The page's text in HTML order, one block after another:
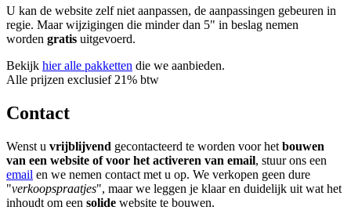
U kan de website zelf niet aanpassen, de aanpassingen gebeuren in
regie. Maar wijzigingen die minder dan 5" in beslag nemen
worden gratis uitgevoerd.
Bekijk hier alle pakketten die we aanbieden.
Alle prijzen exclusief 21% btw
Contact
Wenst u vrijblijvend gecontacteerd te worden voor het bouwen
van een website of voor het activeren van email, stuur ons een
email en we nemen contact met u op. We verkopen geen dure
"verkoopspraatjes", maar we leggen je klaar en duidelijk uit wat het
inhoudt om een solide website te bouwen.